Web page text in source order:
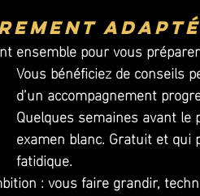
ensemble pour vous
Vous bénéficiez de conseils
d’un accompagnement
Quelques semaines avant
examen blanc. Gratuit et
fatidique.
: vous faire grandir,